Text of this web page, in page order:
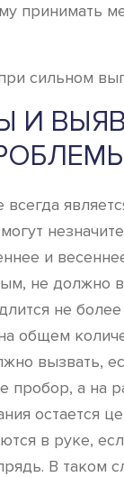
принимать
И
и
не должно
не
общем
вызвать,
пробор, а на
остается
в руке,
В таком